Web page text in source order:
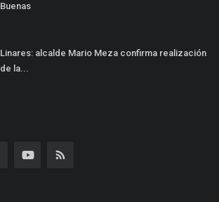
Buenas
Linares: alcalde Mario Meza confirma realización
de la...